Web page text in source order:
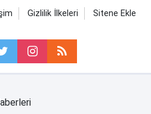
Gizlilik İlkeleri Sitene Ekle